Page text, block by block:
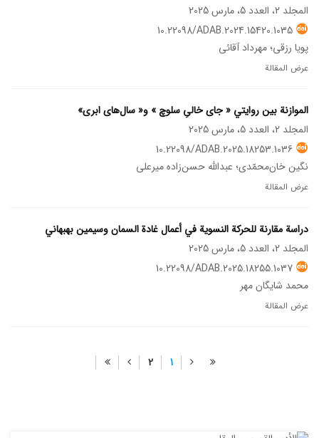
المجلد 2، العدد 5، مارس 2025
10.22098/ADAB.2024.15420.1035
پویا رزقی؛ مهرداد آقائی
عرض المقالة
الموازنة بین روايتي « جای خالیِ سلوچ » و« سال‌های ابری»
المجلد 2، العدد 5، مارس 2025
10.22098/ADAB.2025.18253.1036
نگین خان‌محمّدی؛ عبدالله حسن‌زاده میرعلی
عرض المقالة
دراسة مقارنة للحرکة النسوية في أعمال غادة السمان وسيمين بهبهاني
المجلد 2، العدد 5، مارس 2025
10.22098/ADAB.2025.18255.1037
محمد شایگان مهر
عرض المقالة
1
2